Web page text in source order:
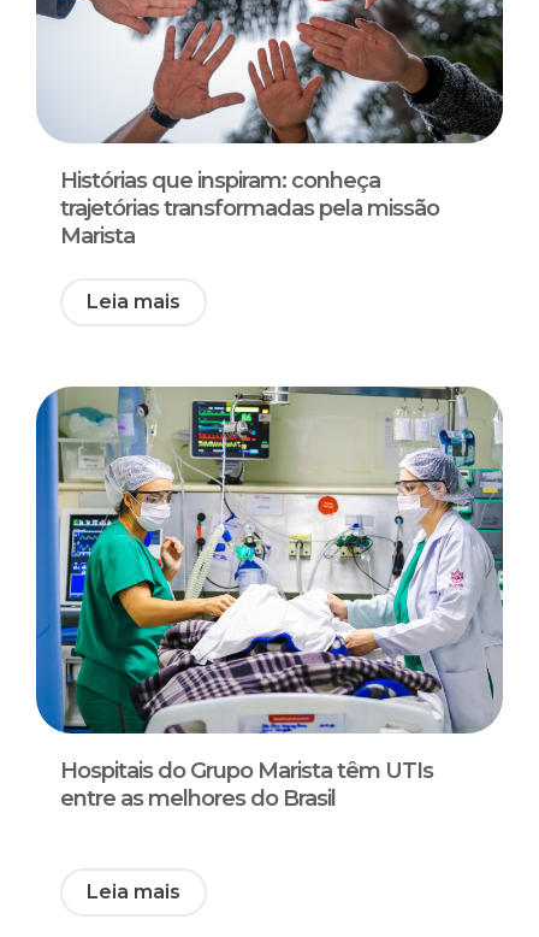
Histórias que inspiram: conheça
trajetórias transformadas pela missão
Marista
Leia mais
Hospitais do Grupo Marista têm UTIs
entre as melhores do Brasil
Leia mais